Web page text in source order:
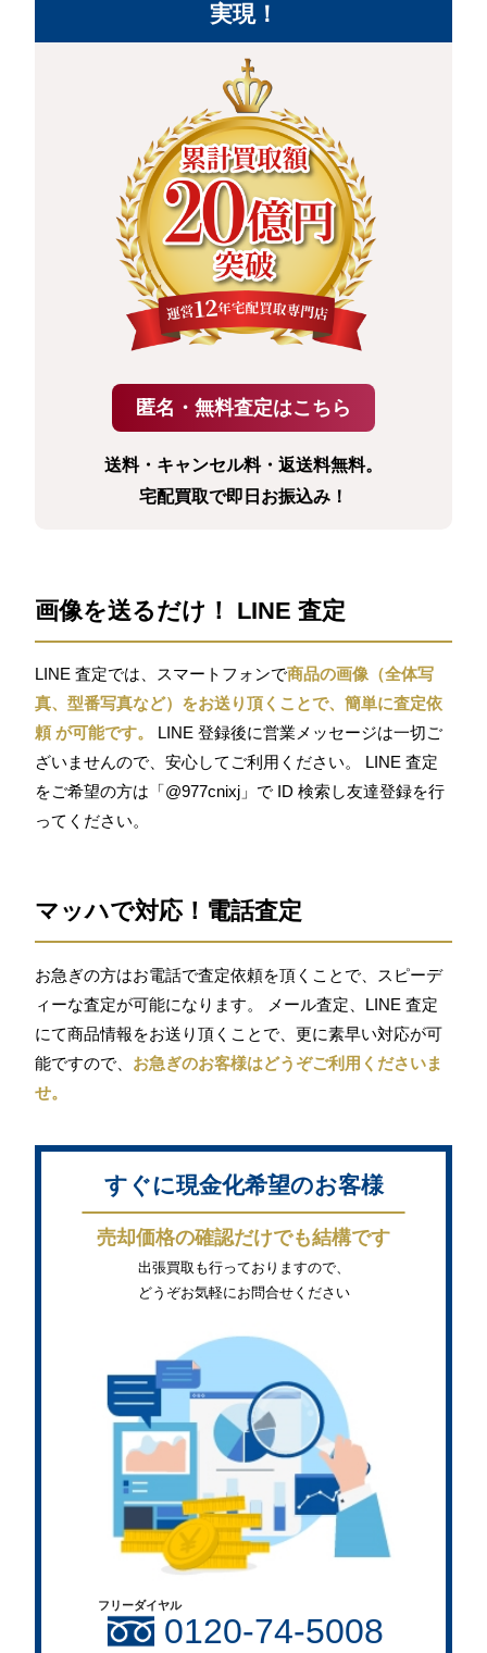
実現！
送料・キャンセル料・返送料無料。
宅配買取で即日お振込み！
画像を送るだけ！ LINE 査定
LINE 査定では、スマートフォンで商品の画像（全体写
真、型番写真など）をお送り頂くことで、簡単に査定依
頼 が可能です。
LINE 登録後に営業メッセージは一切ご
ざいませんので、安心してご利用ください。 LINE 査定
をご希望の方は「@977cnixj」で ID 検索し友達登録を行
ってください。
マッハで対応！電話査定
お急ぎの方はお電話で査定依頼を頂くことで、スピーデ
ィーな査定が可能になります。 メール査定、LINE 査定
にて商品情報をお送り頂くことで、更に素早い対応が可
能ですので、 お急ぎのお客様はどうぞご利用くださいま
せ。
すぐに現金化希望のお客様
売却価格の確認だけでも結構です
出張買取も行っておりますので、
どうぞお気軽にお問合せください
フリーダイヤル
0120-74-5008